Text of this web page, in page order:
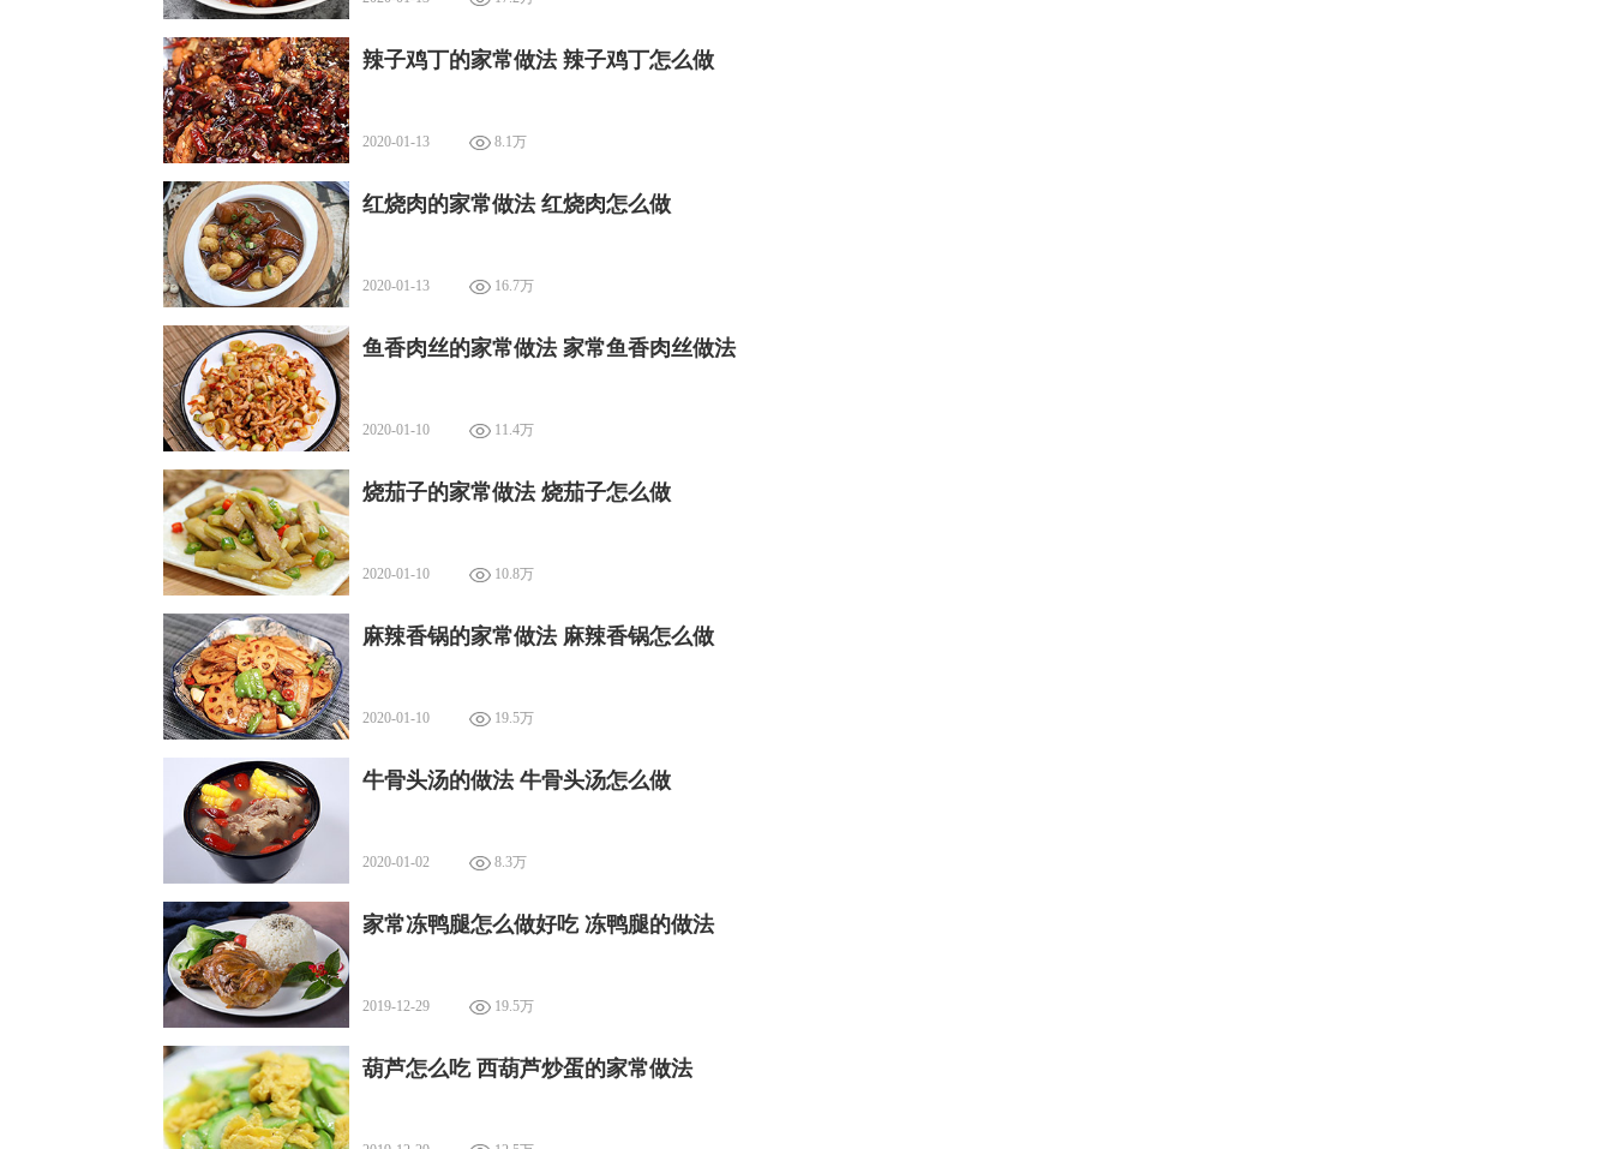
辣子鸡丁的家常做法 辣子鸡丁怎么做
2020-01-13 8.1万
红烧肉的家常做法 红烧肉怎么做
2020-01-13 16.7万
鱼香肉丝的家常做法 家常鱼香肉丝做法
2020-01-10 11.4万
烧茄子的家常做法 烧茄子怎么做
2020-01-10 10.8万
麻辣香锅的家常做法 麻辣香锅怎么做
2020-01-10 19.5万
牛骨头汤的做法 牛骨头汤怎么做
2020-01-02 8.3万
家常冻鸭腿怎么做好吃 冻鸭腿的做法
2019-12-29 19.5万
葫芦怎么吃 西葫芦炒蛋的家常做法